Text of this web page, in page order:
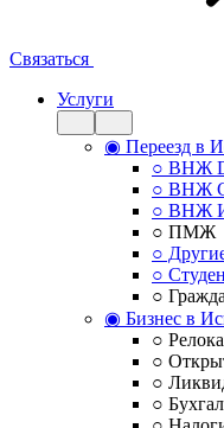
Связаться
Услуги
◉ Переезд в
○ ВНЖ
○ ВНЖ
○ ВНЖ
○ ПМЖ
○
○
○
◉ Бизнес в
○
○
○
○